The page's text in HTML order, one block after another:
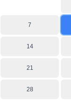
7
14
21
28